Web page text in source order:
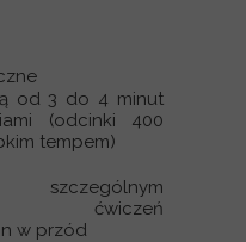
od 3 do 4 minut
(odcinki 400
tempem)
szczególnym
ćwiczeń
w przód